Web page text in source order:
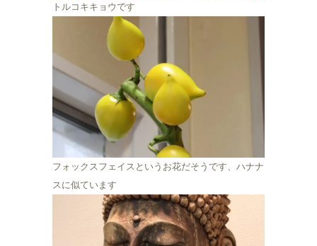
トルコキキョウです
フォックスフェイスというお花だそうです、ハナナ
スに似ています